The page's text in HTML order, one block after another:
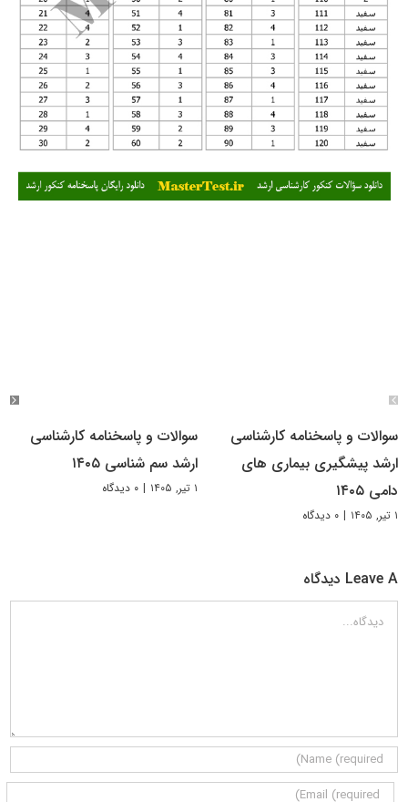
سوالات و پاسخنامه کارشناسی
ارشد پیشگیری بیماری های
دامی ۱۴۰۵
۱ تیر, ۱۴۰۵ | ۰ دیدگاه
سوالات و پاسخنامه کارشناسی
ارشد سم شناسی ۱۴۰۵
۱ تیر, ۱۴۰۵ | ۰ دیدگاه
Leave A دیدگاه
دیدگاه